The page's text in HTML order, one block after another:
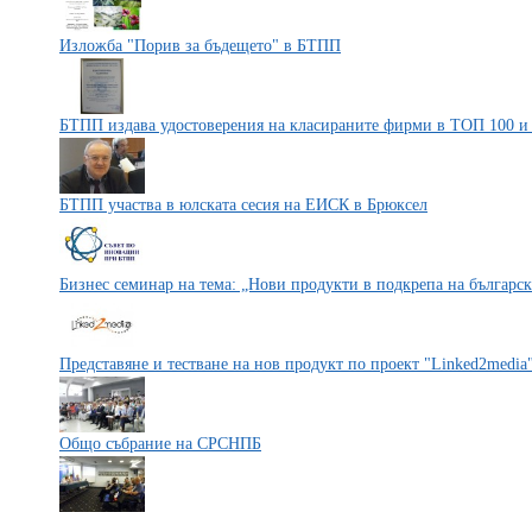
Изложба "Порив за бъдещето" в БТПП
БТПП издава удостоверения на класираните фирми в ТОП 100
БТПП участва в юлската сесия на ЕИСК в Брюксел
Бизнес семинар на тема: „Нови продукти в подкрепа на
Представяне и тестване на нов продукт по проект
Общо събрание на СРСНПБ